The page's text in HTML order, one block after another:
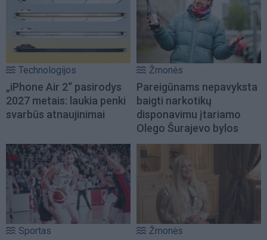
Technologijos
„iPhone Air 2“ pasirodys
2027 metais: laukia penki
svarbūs atnaujinimai
Žmonės
Pareigūnams nepavyksta
baigti narkotikų
disponavimu įtariamo
Olego Šurajevo bylos
Sportas Žmonės